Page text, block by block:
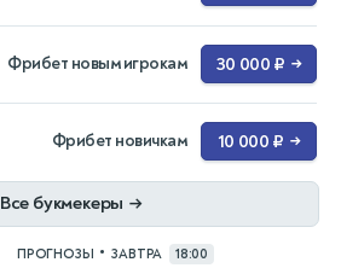
Фрибет новым игрокам 30 000 ₽ →
Фрибет новичкам 10 000 ₽ →
Все букмекеры →
ПРОГНОЗЫ • ЗАВТРА 18:00